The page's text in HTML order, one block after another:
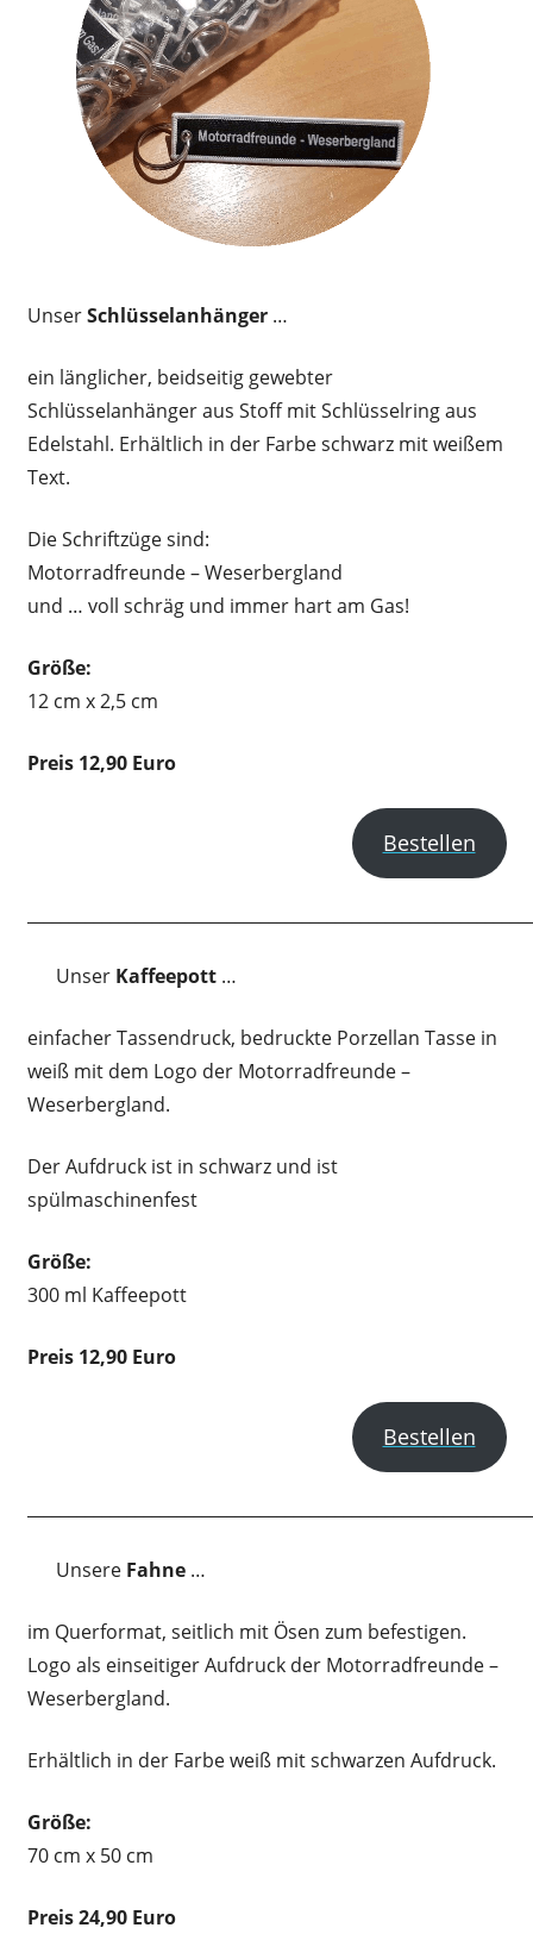
UnserSchlüsselanhänger…
ein länglicher, beidseitig gewebter
Schlüsselanhänger aus Stoff mit Schlüsselring aus
Edelstahl. Erhältlich in der Farbe schwarz mit weißem
Text.
Die Schriftzüge sind:
Motorradfreunde – Weserbergland
und … voll schräg und immer hart am Gas!
Größe:
12 cm x 2,5 cm
Preis 12,90 Euro
Bestellen
Unser Kaffeepott …
einfacher Tassendruck, bedruckte Porzellan Tasse in
weiß mit dem Logo der Motorradfreunde –
Weserbergland.
Der Aufdruck ist in schwarz und ist
spülmaschinenfest
Größe:
300 ml Kaffeepott
Preis 12,90 Euro
Bestellen
Unsere Fahne …
im Querformat, seitlich mit Ösen zum befestigen.
Logo als einseitiger Aufdruck der Motorradfreunde –
Weserbergland.
Erhältlich in der Farbe weiß mit schwarzen Aufdruck.
Größe:
70 cm x 50 cm
Preis 24,90 Euro